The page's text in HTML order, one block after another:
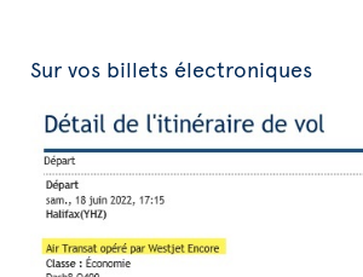
Sur vos billets électroniques